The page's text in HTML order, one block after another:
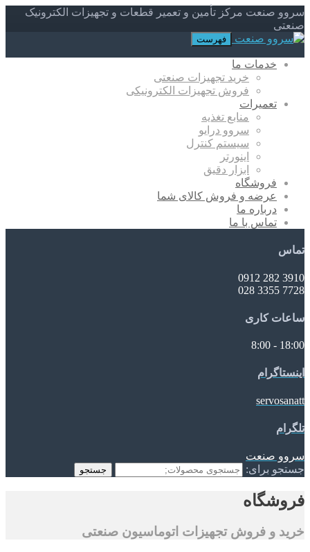
سروو صنعت مرکز تأمین و تعمیر قطعات و تجهیزات الکترونیک
صنعتی
فهرست
خدمات ما
خرید تجهیزات صنعتی
فروش تجهیزات الکترونیکی
تعمیرات
منابع تغذیه
سروو درایو
سیستم کنترل
اینورتر
ابزار دقیق
فروشگاه
عرضه و فروش کالای شما
درباره ما
تماس با ما
تماس
3910 282 0912
7728 3355 028
ساعات کاری
18:00 - 8:00
اینستاگرام
servosanatt
تلگرام
سروو صنعت
جستجو برای:
جستجو
فروشگاه
خرید و فروش تجهیزات اتوماسیون صنعتی